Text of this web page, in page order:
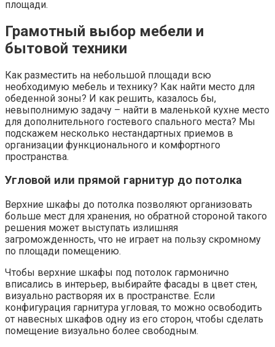
площади.
Грамотный выбор мебели и
бытовой техники
Как разместить на небольшой площади всю
необходимую мебель и технику? Как найти место для
обеденной зоны? И как решить, казалось бы,
невыполнимую задачу – найти в маленькой кухне место
для дополнительного гостевого спального места? Мы
подскажем несколько нестандартных приемов в
организации функционального и комфортного
пространства.
Угловой или прямой гарнитур до потолка
Верхние шкафы до потолка позволяют организовать
больше мест для хранения, но обратной стороной такого
решения может выступать излишняя
загроможденность, что не играет на пользу скромному
по площади помещению.
Чтобы верхние шкафы под потолок гармонично
вписались в интерьер, выбирайте фасады в цвет стен,
визуально растворяя их в пространстве. Если
конфигурация гарнитура угловая, то можно освободить
от навесных шкафов одну из его сторон, чтобы сделать
помещение визуально более свободным.